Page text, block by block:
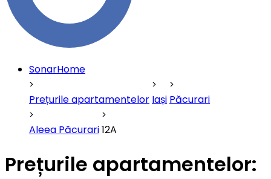
SonarHome
Prețurile apartamentelor Iași Păcurari
Aleea Păcurari12A
Prețurile apartamentelor: